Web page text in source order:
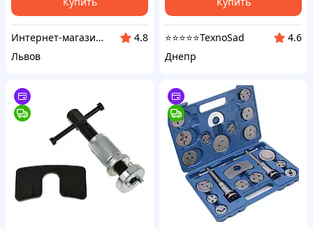
Интернет-магазин Zhuk
4.8
Львов
⭐️⭐️⭐️⭐️⭐️TexnoSad
4.6
Днепр